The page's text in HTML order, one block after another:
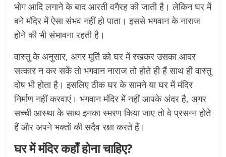
भोग आदि लगाने के बाद आरती वगैरह की जाती है। लेकिन घर में
बने मंदिर में ऐसा संभव नहीं हो पाता। इससे भगवान के नाराज
होने की भी संभावना रहती है।
वास्तु के अनुसार, अगर मूर्ति को घर में रखकर उसका आदर
सत्कार न कर सकें तो भगवान नाराज तो होते ही हैं साथ ही वास्तु
दोष भी होता है। इसलिए ठीक घर के सामने या घर में मंदिर
निर्माण नहीं करवाएं। भगवान मंदिर में नहीं आपके अंदर है, अगर
सच्ची आस्था के साथ इनका स्मरण किया जाए तो वे प्रसन्न होते
हैं और अपने भक्तों की सदैव रक्षा करते हैं।
घर में मंदिर कहाँ होना चाहिए?